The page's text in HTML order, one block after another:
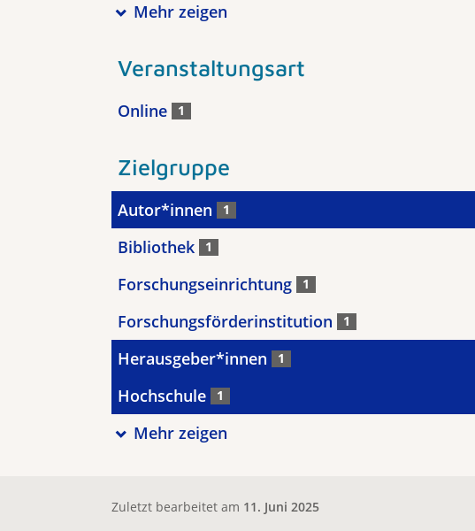
Mehr zeigen
Veranstaltungsart
Online 1
Zielgruppe
Autor*innen 1
Bibliothek 1
Forschungseinrichtung 1
Forschungsförderinstitution 1
Herausgeber*innen 1
Hochschule 1
Mehr zeigen
Zuletzt bearbeitet am 11. Juni 2025